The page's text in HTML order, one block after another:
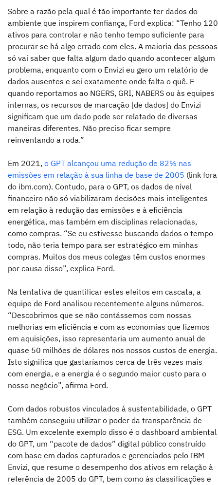
Sobre a razão pela qual é tão importante ter dados do
ambiente que inspirem confiança, Ford explica: “Tenho 120
ativos para controlar e não tenho tempo suficiente para
procurar se há algo errado com eles. A maioria das pessoas
só vai saber que falta algum dado quando acontecer algum
problema, enquanto com o Envizi eu gero um relatório de
dados ausentes e sei exatamente onde falta o quê. E
quando reportamos ao NGERS, GRI, NABERS ou às equipes
internas, os recursos de marcação [de dados] do Envizi
significam que um dado pode ser relatado de diversas
maneiras diferentes. Não preciso ficar sempre
reinventando a roda.”
Em 2021, o GPT alcançou uma redução de 82% nas
emissões em relação à sua linha de base de 2005 (link fora
do ibm.com). Contudo, para o GPT, os dados de nível
financeiro não só viabilizaram decisões mais inteligentes
em relação à redução das emissões e à eficiência
energética, mas também em disciplinas relacionadas,
como compras. “Se eu estivesse buscando dados o tempo
todo, não teria tempo para ser estratégico em minhas
compras. Muitos dos meus colegas têm custos enormes
por causa disso”, explica Ford.
Na tentativa de quantificar estes efeitos em cascata, a
equipe de Ford analisou recentemente alguns números.
“Descobrimos que se não contássemos com nossas
melhorias em eficiência e com as economias que fizemos
em aquisições, isso representaria um aumento anual de
quase 50 milhões de dólares nos nossos custos de energia.
Isto significa que gastaríamos cerca de três vezes mais
com energia, e a energia é o segundo maior custo para o
nosso negócio”, afirma Ford.
Com dados robustos vinculados à sustentabilidade, o GPT
também conseguiu utilizar o poder da transparência de
ESG. Um excelente exemplo disso é o dashboard ambiental
do GPT, um “pacote de dados” digital público construído
com base em dados capturados e gerenciados pelo IBM
Envizi, que resume o desempenho dos ativos em relação à
referência de 2005 do GPT, bem como às classificações e